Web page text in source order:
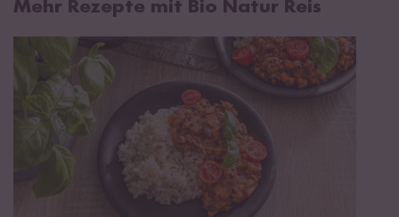
Mehr Rezepte mit Bio Natur Reis